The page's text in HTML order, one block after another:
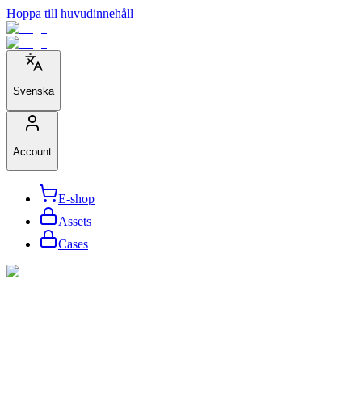
Hoppa till huvudinnehåll
Svenska
Account
E-shop
Assets
Cases